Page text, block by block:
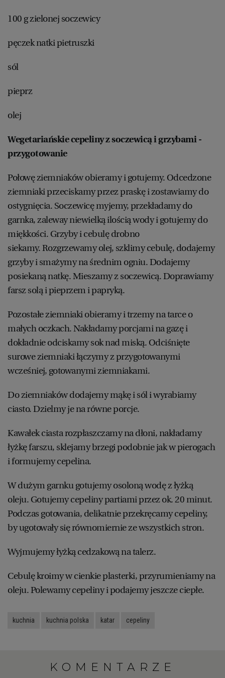
100 g zielonej soczewicy
pęczek natki pietruszki
sól
pieprz
olej
Wegetariańskie cepeliny z soczewicą i grzybami -
przygotowanie
Połowę ziemniaków obieramy i gotujemy. Odcedzone
ziemniaki przeciskamy przez praskę i zostawiamy do
ostygnięcia. Soczewicę myjemy, przekładamy do
garnka, zaleway niewielką ilością wody i gotujemy do
miękkości. Grzyby i cebulę drobno
siekamy. Rozgrzewamy olej, szklimy cebulę, dodajemy
grzyby i smażymy na średnim ogniu. Dodajemy
posiekaną natkę. Mieszamy z soczewicą. Doprawiamy
farsz solą i pieprzem i papryką.
Pozostałe ziemniaki obieramy i trzemy na tarce o
małych oczkach. Nakładamy porcjami na gazę i
dokładnie odciskamy sok nad miską. Odciśnięte
surowe ziemniaki łączymy z przygotowanymi
wcześniej, gotowanymi ziemniakami.
Do ziemniaków dodajemy mąkę i sól i wyrabiamy
ciasto. Dzielmy je na równe porcje.
Kawałek ciasta rozpłaszczamy na dłoni, nakładamy
łyżkę farszu, sklejamy brzegi podobnie jak w pierogach
i formujemy cepelina.
W dużym garnku gotujemy osoloną wodę z łyżką
oleju. Gotujemy cepeliny partiami przez ok. 20 minut.
Podczas gotowania, delikatnie przekręcamy cepeliny,
by ugotowały się równomiernie ze wszystkich stron.
Wyjmujemy łyżką cedzakową na talerz.
Cebulę kroimy w cienkie plasterki, przyrumieniamy na
oleju. Polewamy cepeliny i podajemy jeszcze ciepłe.
kuchnia kuchnia polska katar cepeliny
KOMENTARZE